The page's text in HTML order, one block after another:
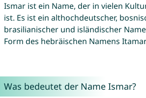
Ismar ist ein Name, der in vielen
ist. Es ist ein althochdeutscher,
brasilianischer und isländischer
Form des hebräischen Namens
Was bedeutet der Name Ismar?